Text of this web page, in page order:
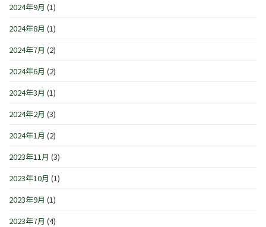
2024年9月 (1)
2024年8月 (1)
2024年7月 (2)
2024年6月 (2)
2024年3月 (1)
2024年2月 (3)
2024年1月 (2)
2023年11月 (3)
2023年10月 (1)
2023年9月 (1)
2023年7月 (4)